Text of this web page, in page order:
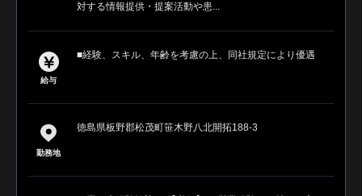
対する情報提供・提案活動や患...
給与
■経験、スキル、年齢を考慮の上、同社規定により優遇
勤務地
徳島県板野郡松茂町笹木野八北開拓188-3